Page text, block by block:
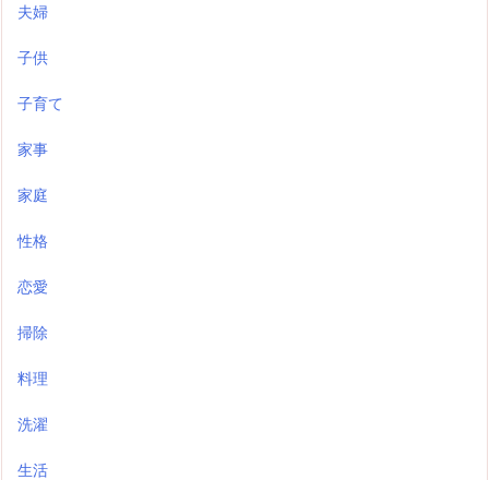
夫婦
子供
子育て
家事
家庭
性格
恋愛
掃除
料理
洗濯
生活